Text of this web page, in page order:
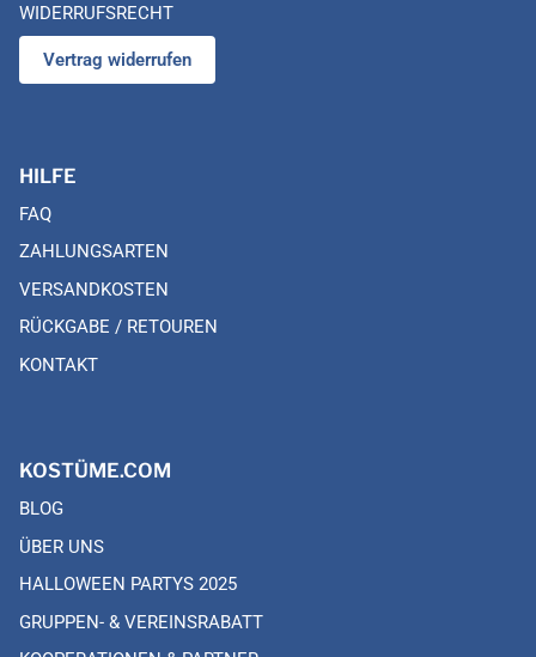
WIDERRUFSRECHT
Vertrag widerrufen
HILFE
FAQ
ZAHLUNGSARTEN
VERSANDKOSTEN
RÜCKGABE / RETOUREN
KONTAKT
KOSTÜME.COM
BLOG
ÜBER UNS
HALLOWEEN PARTYS 2025
GRUPPEN- & VEREINSRABATT